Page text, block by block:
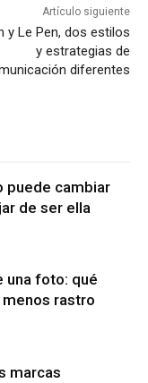
Artículo siguiente
y Le Pen, dos estilos
y estrategias de
diferentes
puede cambiar
de ser ella
una foto: qué
rastro
marcas